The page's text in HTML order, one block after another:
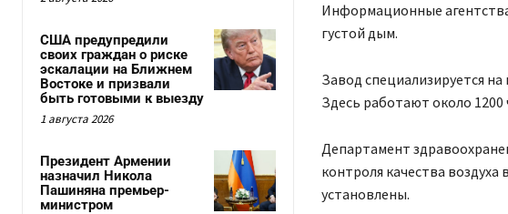
США предупредили
своих граждан о риске
эскалации на Ближнем
Востоке и призвали
быть готовыми к выезду
1 августа 2026
Президент Армении
назначил Никола
Пашиняна премьер-
министром
Информационные
густой дым.
Завод специализируется
Здесь работают около 1200
Департамент
контроля качества
установлены.